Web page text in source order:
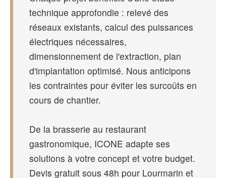
technique approfondie : relevé des
réseaux existants, calcul des puissances
électriques nécessaires,
dimensionnement de l'extraction, plan
d'implantation optimisé. Nous anticipons
les contraintes pour éviter les surcoûts en
cours de chantier.
De la brasserie au restaurant
gastronomique, ICONE adapte ses
solutions à votre concept et votre budget.
Devis gratuit sous 48h pour Lourmarin et